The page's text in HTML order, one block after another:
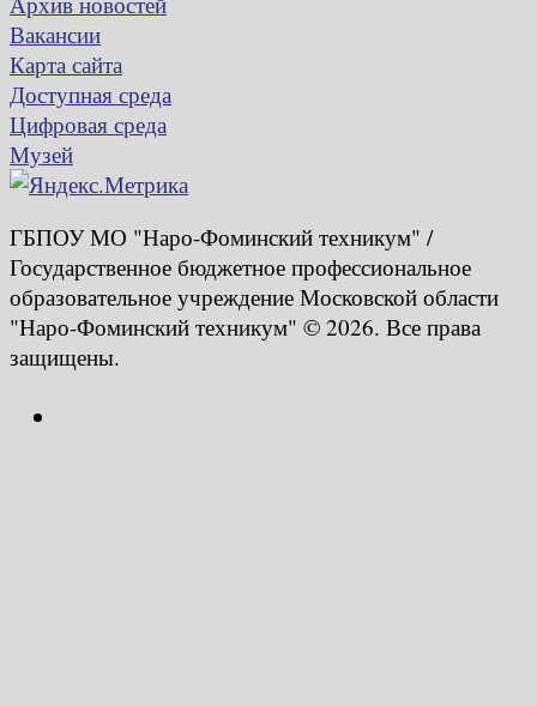
Вакансии
Карта сайта
Доступная среда
Цифровая среда
Музей
ГБПОУ МО "Наро-Фоминский техникум" /
Государственное бюджетное профессиональное
образовательное учреждение Московской области
"Наро-Фоминский техникум" © 2026. Все права
защищены.